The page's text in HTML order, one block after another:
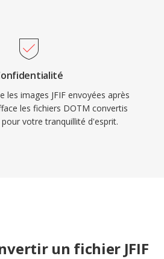
les images JFIF envoyées après
les fichiers DOTM convertis
votre tranquillité d'esprit.
un fichier JFIF